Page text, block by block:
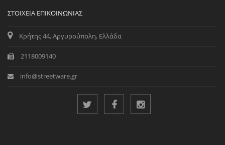
ΣΤΟΙΧΕΊΑ ΕΠΙΚΟΙΝΩΝΊΑΣ
Κρήτης 44, Αργυρούπολη, Ελλάδα
2118009140
info@streetware.gr